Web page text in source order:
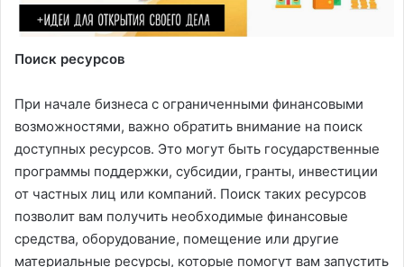
Поиск ресурсов
При начале бизнеса с ограниченными финансовыми
возможностями, важно обратить внимание на поиск
доступных ресурсов. Это могут быть государственные
программы поддержки, субсидии, гранты, инвестиции
от частных лиц или компаний. Поиск таких ресурсов
позволит вам получить необходимые финансовые
средства, оборудование, помещение или другие
материальные ресурсы, которые помогут вам запустить